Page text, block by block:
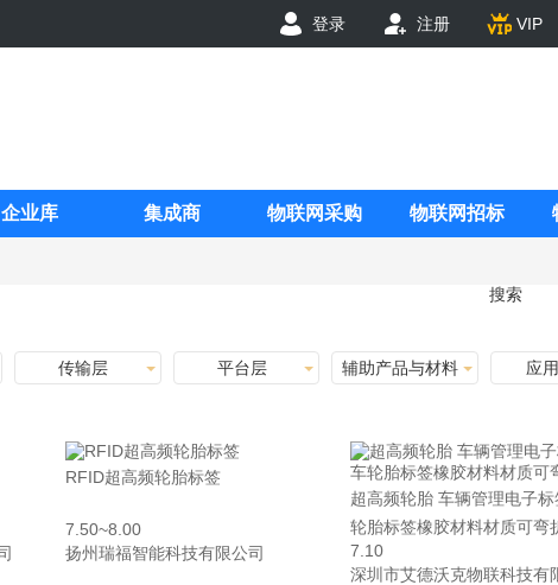
登录 注册 VIP
企业库 集成商 物联网采购 物联网招标
搜索
传输层 平台层 辅助产品与材料 应
RFID超高频轮胎标签
7.50~8.00
扬州瑞福智能科技有限公司
超高频轮胎 车辆管理电子
轮胎标签橡胶材料材质可弯
7.10
深圳市艾德沃克物联科技有